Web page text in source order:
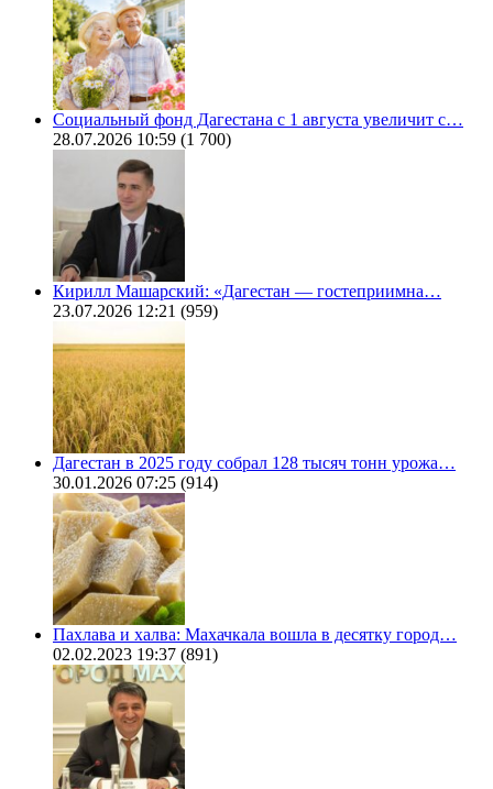
Социальный фонд Дагестана с 1 августа увеличит с…
28.07.2026 10:59 (1 700)
Кирилл Машарский: «Дагестан — гостеприимна…
23.07.2026 12:21 (959)
Дагестан в 2025 году собрал 128 тысяч тонн урожа…
30.01.2026 07:25 (914)
Пахлава и халва: Махачкала вошла в десятку город…
02.02.2023 19:37 (891)